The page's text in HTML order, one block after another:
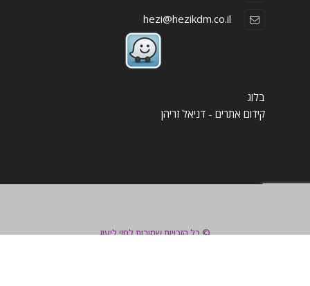
בלוג
קידום אתרים - דניאל זריהן
© כל הזכויות שמורות לחזי ליעוז